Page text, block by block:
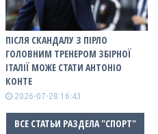
ПІСЛЯ СКАНДАЛУ З ПІРЛО
ГОЛОВНИМ ТРЕНЕРОМ ЗБІРНОЇ
ІТАЛІЇ МОЖЕ СТАТИ АНТОНІО
КОНТЕ
2026-07-28 16:43
ВСЕ СТАТЬИ РАЗДЕЛА "СПОРТ"